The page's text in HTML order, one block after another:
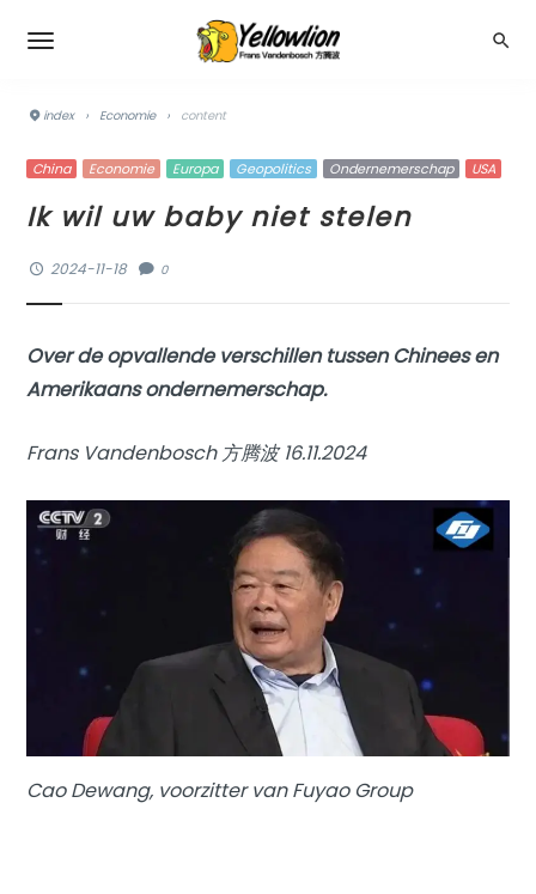
index › Economie › content
China Economie Europa Geopolitics Ondernemerschap USA
Ik wil uw baby niet stelen
2024-11-18 0
Over de opvallende verschillen tussen Chinees en
Amerikaans ondernemerschap.
Frans Vandenbosch 方腾波 16.11.2024
Cao Dewang, voorzitter van Fuyao Group